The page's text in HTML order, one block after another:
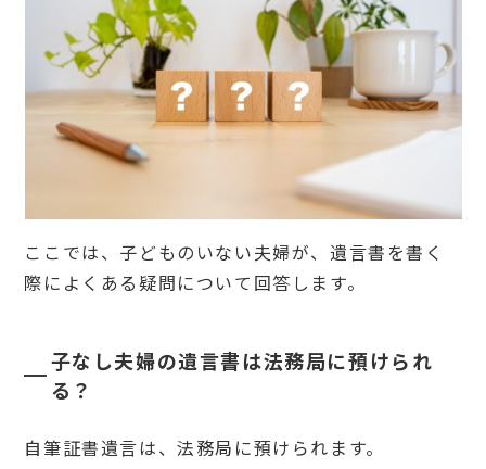
ここでは、子どものいない夫婦が、遺言書を書く
際によくある疑問について回答します。
子なし夫婦の遺言書は法務局に預けられ
る？
自筆証書遺言は、法務局に預けられます。